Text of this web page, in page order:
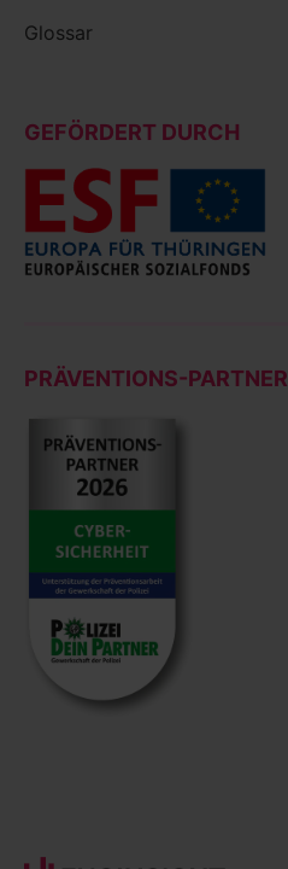
Glossar
GEFÖRDERT DURCH
PRÄVENTIONS-PARTNER